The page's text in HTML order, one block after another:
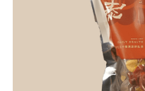
中草藥原料
辛香料植物
原香提味
關於活動